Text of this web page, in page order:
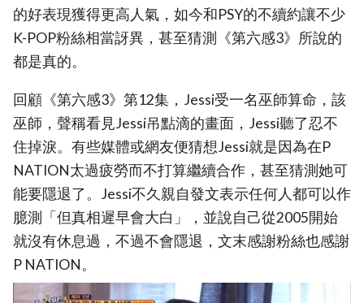
的好表現獲得更高人氣，如今和PSY的不續約讓不少
K-POP粉絲相當訝異，甚至猜測《第六感3》所說的
都是真的。
回顧《第六感3》第12集，Jessi受一名巫師算命，該
巫師，聲稱看見Jessi吊點滴的畫面，Jessi聽了忍不
住掉淚。有些媒體或網友便猜想Jessi就是因為在P
NATION太過疲勞而不打算繼續合作，甚至猜測她可
能要隱退了。Jessi不久親自發文表示任何人都可以作
臆測「但真相遲早會大白」，並說自己從2005開始
就沒有休息過，不過不會隱退，文末感謝粉絲也感謝
P NATION。